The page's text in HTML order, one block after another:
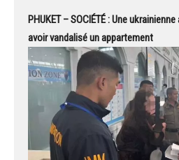
PHUKET – SOCIÉTÉ : Une
avoir vandalisé un appartement